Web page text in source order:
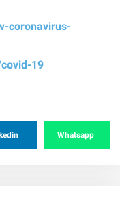
coronavirus-
19
Whatsapp